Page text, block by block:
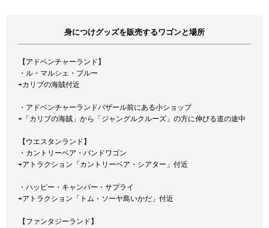
身につけグッズを販売するワゴンと場所
【アドベンチャーランド】
・ル・マルシェ・ブルー
⇨カリブの海賊付近
・アドベンチャーランドバザール前にある小ショップ
⇨「カリブの海賊」から「ジャングルクルーズ」の方に伸びる道の途中
【ウエスタンランド】
・カントリーベア・バンドワゴン
⇨アトラクション「カントリーベア・シアター」付近
・ハッピー・キャンパー・サプライ
⇨アトラクション「トム・ソーヤ島いかだ」付近
【ファンタジーランド】